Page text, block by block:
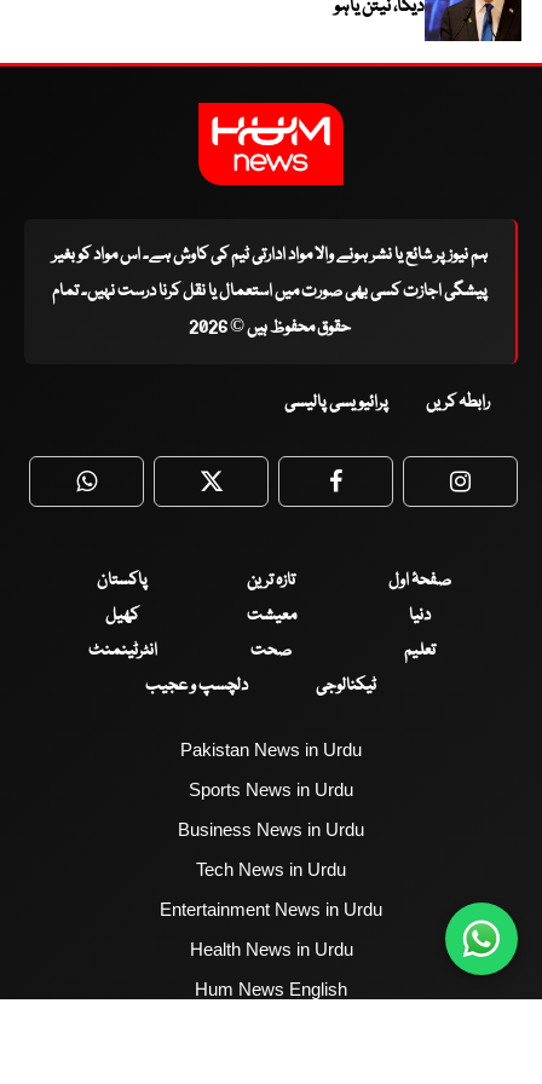
دیگا، نیتن یاہو
ہم نیوز پر شائع یا نشر ہونے والا مواد ادارتی ٹیم کی کاوش ہے۔ اس مواد کو بغیر
پیشگی اجازت کسی بھی صورت میں استعمال یا نقل کرنا درست نہیں۔ تمام
حقوق محفوظ ہیں © 2026
رابطہ کریں پرائیویسی پالیسی
WhatsApp Twitter Facebook
صفحۂ اول تازہ ترین
پاکستان
دنیا
معیشت
کھیل
تعلیم
صحت
انٹرٹینمنٹ
ٹیکنالوجی
دلچسپ و عجیب
Pakistan News in Urdu
Sports News in Urdu
Business News in Urdu
Tech News in Urdu
Entertainment News in Urdu
Health News in Urdu
Hum News English